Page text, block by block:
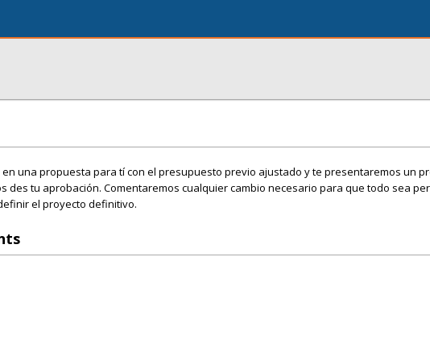
una propuesta para tí con el presupuesto previo ajustado y te presentaremos un
des tu aprobación. Comentaremos cualquier cambio necesario para que todo sea
el proyecto definitivo.